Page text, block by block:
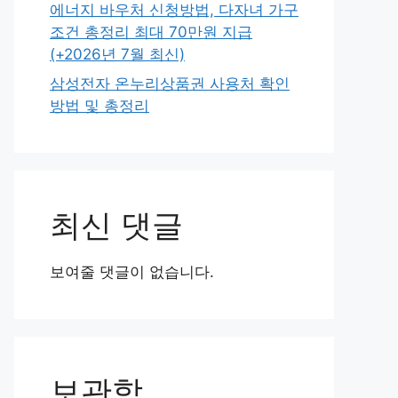
에너지 바우처 신청방법, 다자녀 가구
조건 총정리 최대 70만원 지급
(+2026년 7월 최신)
삼성전자 온누리상품권 사용처 확인
방법 및 총정리
최신 댓글
보여줄 댓글이 없습니다.